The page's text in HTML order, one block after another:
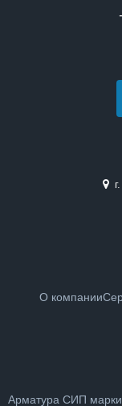
О компании
Арматура СИП